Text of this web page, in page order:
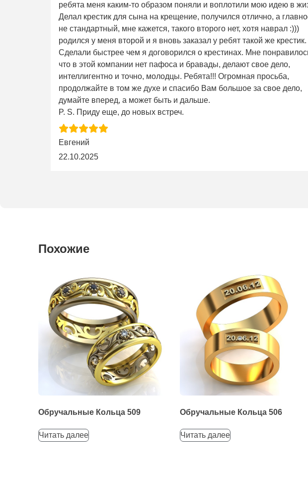
ребята меня каким-то образом поняли и воплотили мою идею в
Делал крестик для сына на крещение, получился отлично, а
не стандартный, мне кажется, такого второго нет, хотя наврал :)))
родился у меня второй и я вновь заказал у ребят такой же крестик.
Сделали быстрее чем я договорился о крестинах. Мне
что в этой компании нет пафоса и бравады, делают свое дело,
интеллигентно и точно, молодцы. Ребята!!! Огромная просьба,
продолжайте в том же духе и спасибо Вам большое за свое дело,
думайте вперед, а может быть и дальше.
P. S. Приду еще, до новых встреч.
Евгений
22.10.2025
Похожие
Обручальные Кольца 509
Читать далее
Обручальные Кольца 506
Читать далее